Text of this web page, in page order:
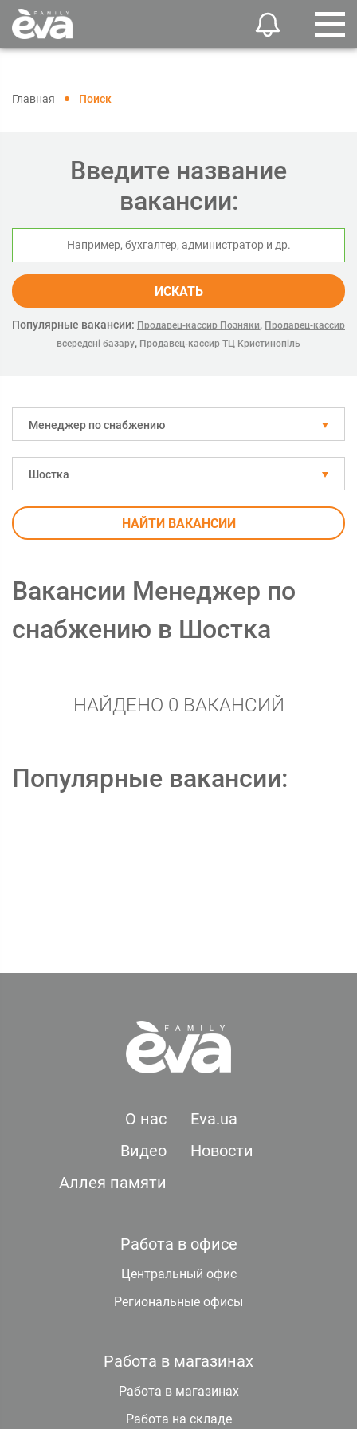
Главная Поиск
Введите название
вакансии:
ИСКАТЬ
Популярные вакансии: Продавец-кассир Позняки, Продавец-кассир
всередені базару, Продавец-кассир ТЦ Кристинопіль
Менеджер по снабжению
Шостка
НАЙТИ ВАКАНСИИ
Вакансии Менеджер по
снабжению в Шостка
НАЙДЕНО 0 ВАКАНСИЙ
Популярные вакансии:
О нас
Eva.ua
Видео
Новости
Аллея памяти
Работа в офисе
Центральный офис
Региональные офисы
Работа в магазинах
Работа в магазинах
Работа на складе